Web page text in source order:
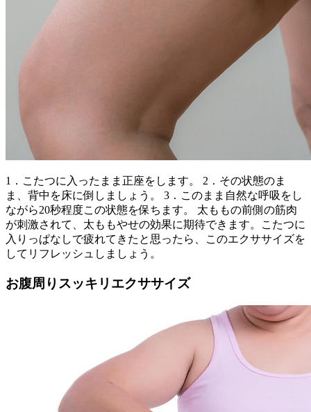
1．こたつに入ったまま正座をします。 2．その状態のま
ま、背中を床に倒しましょう。 3．このまま自然な呼吸をし
ながら20秒程度この状態を保ちます。 太ももの前側の筋肉
が刺激されて、太ももやせの効果に期待できます。こたつに
入りっぱなしで疲れてきたと思ったら、このエクササイズを
してリフレッシュしましょう。
お腹周りスッキリエクササイズ